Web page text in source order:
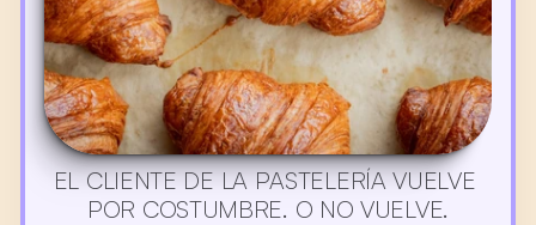
EL CLIENTE DE LA PASTELERÍA VUELVE
POR COSTUMBRE. O NO VUELVE.